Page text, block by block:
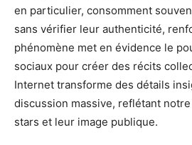
en particulier, consomment
sans vérifier leur authenticité,
phénomène met en évidence le
sociaux pour créer des récits
Internet transforme des détails
discussion massive, reflétant
stars et leur image publique.